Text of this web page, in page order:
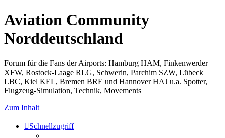
Aviation Community
Norddeutschland
Forum für die Fans der Airports: Hamburg HAM, Finkenwerder
XFW, Rostock-Laage RLG, Schwerin, Parchim SZW, Lübeck
LBC, Kiel KEL, Bremen BRE und Hannover HAJ u.a. Spotter,
Flugzeug-Simulation, Technik, Movements
Zum Inhalt
Schnellzugriff